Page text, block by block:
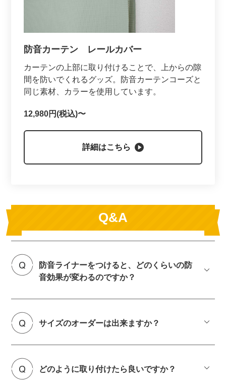
防音カーテン レールカバー
カーテンの上部に取り付けることで、上からの隙
間を防いでくれるグッズ。防音カーテンコーズと
同じ素材、カラーを使用しています。
12,980円(税込)〜
詳細はこちら
Q&A
防音ライナーをつけると、どのくらいの防
音効果が変わるのですか？
サイズのオーダーは出来ますか？
どのように取り付けたら良いですか？